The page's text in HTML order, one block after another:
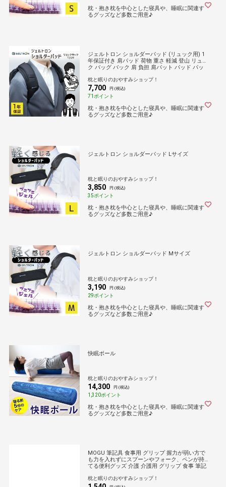
枕・抱き枕を中心とした寝具や、睡眠に関連す
るグッズなど多数ご用意♪
ジェルトロン ショルダーパッド (リュック用) 1
年保証付き 肩パッド 荷物 重さ 軽減 登山 リュッ
ク バッグ バック 肩 負担 肩パット パッド パッ
クサック 軽量 通学 塾 旅行
枕と眠りのおやすみショップ！
7,700 円 (税込)
71ポイント
枕・抱き枕を中心とした寝具や、睡眠に関連す
るグッズなど多数ご用意♪
ジェルトロン ショルダーパッド Lサイズ
枕と眠りのおやすみショップ！
3,850 円 (税込)
35ポイント
枕・抱き枕を中心とした寝具や、睡眠に関連す
るグッズなど多数ご用意♪
ジェルトロン ショルダーパッド Mサイズ
枕と眠りのおやすみショップ！
3,190 円 (税込)
29ポイント
枕・抱き枕を中心とした寝具や、睡眠に関連す
るグッズなど多数ご用意♪
快眠ポール
枕と眠りのおやすみショップ！
14,300 円 (税込)
1,320ポイント
枕・抱き枕を中心とした寝具や、睡眠に関連す
るグッズなど多数ご用意♪
MOGU 筆記具 食事用 グリップ 握力が弱い方で
も力を入れずにスプーンやフォーク、ペンが持
てる便利グッズ 介護 介護用 グリップ 食事 筆記
文房具 介護用品 リハビリ 疲れにくい モグ
枕と眠りのおやすみショップ！